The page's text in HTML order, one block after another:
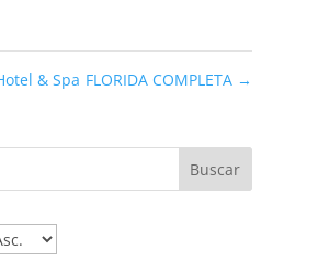
& Spa FLORIDA COMPLETA →